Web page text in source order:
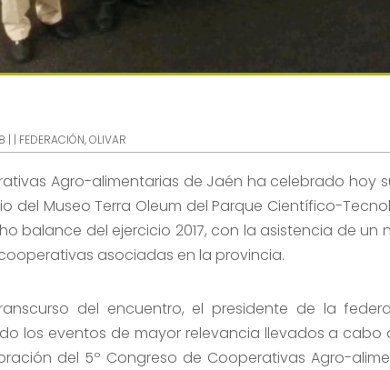
| | FEDERACIÓN,OLIVAR
Agro-alimentarias de Jaén ha celebrado hoy
del Museo Terra Oleum del Parque Científico-
balance del ejercicio 2017, con la asistencia de
asociadas en la provincia.
del encuentro, el presidente de la
los eventos de mayor relevancia llevados a
del 5º Congreso de Cooperativas Agro-